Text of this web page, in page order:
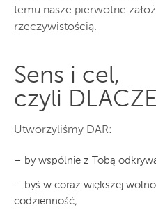
temu nasze pierwotne
rzeczywistością.
Sens i cel,
czyli
Utworzyliśmy DAR:
– by wspólnie z Tobą
– byś w coraz większej
codzienność;